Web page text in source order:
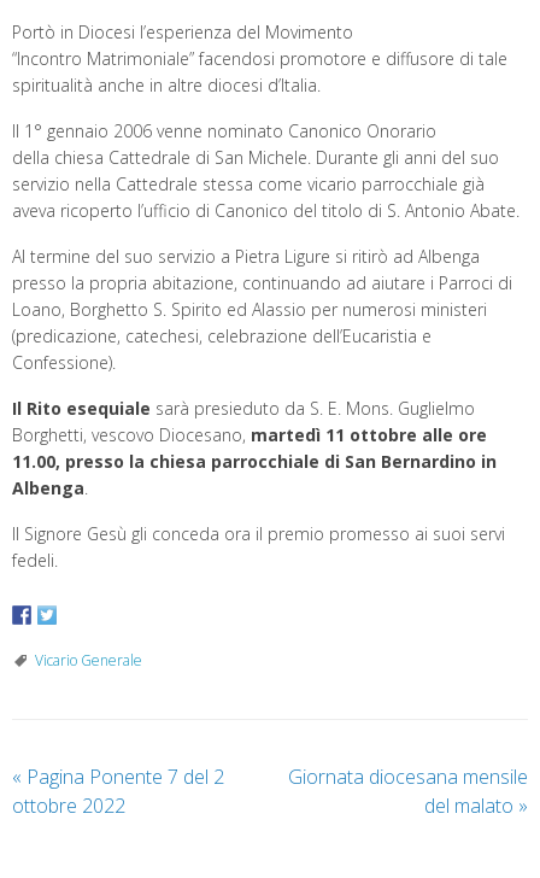
Portò in Diocesi l’esperienza del Movimento
“Incontro Matrimoniale” facendosi promotore e diffusore di tale
spiritualità anche in altre diocesi d’Italia.
Il 1° gennaio 2006 venne nominato Canonico Onorario
della chiesa Cattedrale di San Michele. Durante gli anni del suo
servizio nella Cattedrale stessa come vicario parrocchiale già
aveva ricoperto l’ufficio di Canonico del titolo di S. Antonio Abate.
Al termine del suo servizio a Pietra Ligure si ritirò ad Albenga
presso la propria abitazione, continuando ad aiutare i Parroci di
Loano, Borghetto S. Spirito ed Alassio per numerosi ministeri
(predicazione, catechesi, celebrazione dell’Eucaristia e
Confessione).
Il Rito esequiale sarà presieduto da S. E. Mons. Guglielmo
Borghetti, vescovo Diocesano, martedì 11 ottobre alle ore
11.00, presso la chiesa parrocchiale di San Bernardino in
Albenga.
Il Signore Gesù gli conceda ora il premio promesso ai suoi servi
fedeli.
Vicario Generale
« Pagina Ponente 7 del 2
ottobre 2022
Giornata diocesana mensile
del malato »